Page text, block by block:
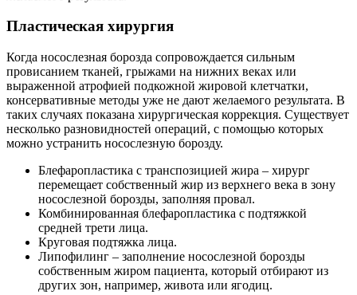
Пластическая хирургия
Когда носослезная борозда сопровождается сильным
провисанием тканей, грыжами на нижних веках или
выраженной атрофией подкожной жировой клетчатки,
консервативные методы уже не дают желаемого результата. В
таких случаях показана хирургическая коррекция. Существует
несколько разновидностей операций, с помощью которых
можно устранить носослезную борозду.
Блефаропластика с транспозицией жира – хирург
перемещает собственный жир из верхнего века в зону
носослезной борозды, заполняя провал.
Комбинированная блефаропластика с подтяжкой
средней трети лица.
Круговая подтяжка лица.
Липофилинг – заполнение носослезной борозды
собственным жиром пациента, который отбирают из
других зон, например, живота или ягодиц.